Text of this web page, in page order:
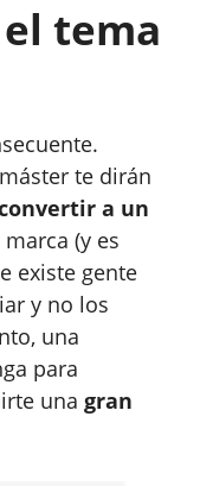
tema
te dirán
a un
(y es
existe gente
y no los
una
para
una gran